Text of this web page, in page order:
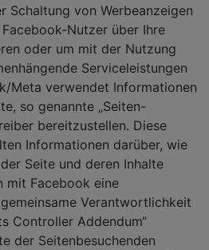
Schaltung von Werbeanzeigen
Nutzer über Ihre
oder um mit der Nutzung
Serviceleistungen
Meta verwendet Informationen
so genannte „Seiten-
bereitzustellen. Diese
Informationen darüber, wie
Seite und deren Inhalte
mit Facebook eine
Verantwortlichkeit
Controller Addendum“
der Seitenbesuchenden